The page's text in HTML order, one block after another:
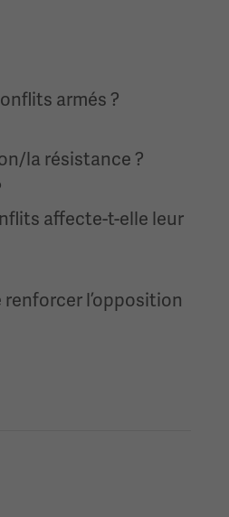
armés ?
la résistance ?
affecte-t-elle leur
renforcer l’opposition